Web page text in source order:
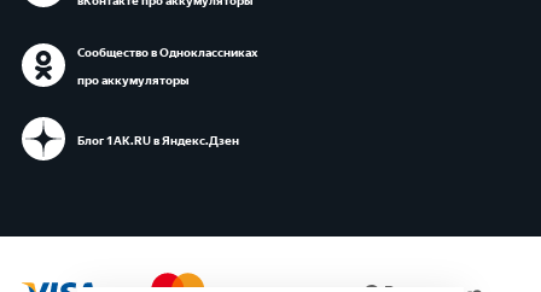
Сообщество в Одноклассниках
про аккумуляторы
Блог 1АК.RU в Яндекс.Дзен